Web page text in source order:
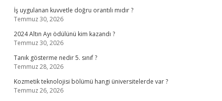
İş uygulanan kuvvetle doğru orantılı mıdır ?
Temmuz 30, 2026
2024 Altın Ayı ödülünü kim kazandı ?
Temmuz 30, 2026
Tanık gösterme nedir 5. sınıf ?
Temmuz 28, 2026
Kozmetik teknolojisi bölümü hangi üniversitelerde var ?
Temmuz 26, 2026